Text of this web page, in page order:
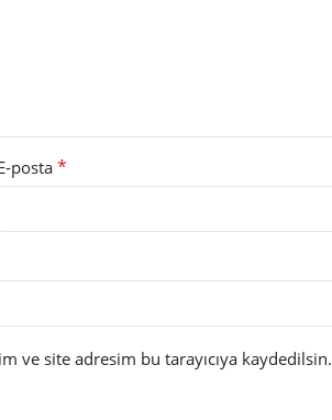
posta*
ve site adresim bu tarayıcıya kaydedilsin.